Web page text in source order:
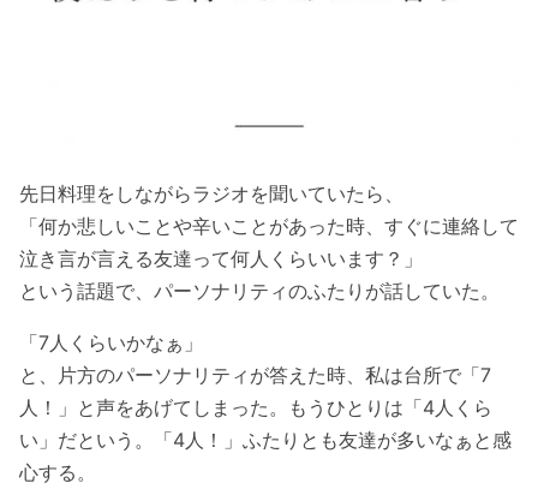
先日料理をしながらラジオを聞いていたら、
「何か悲しいことや辛いことがあった時、すぐに連絡して
泣き言が言える友達って何人くらいいます？」
という話題で、パーソナリティのふたりが話していた。
「7人くらいかなぁ」
と、片方のパーソナリティが答えた時、私は台所で「7
人！」と声をあげてしまった。もうひとりは「4人くら
い」だという。「4人！」ふたりとも友達が多いなぁと感
心する。